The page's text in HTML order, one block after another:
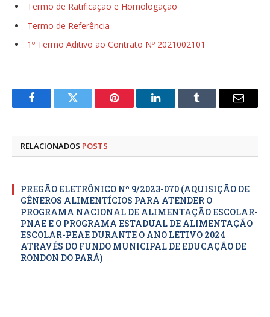
Termo de Ratificação e Homologação
Termo de Referência
1º Termo Aditivo ao Contrato Nº 2021002101
FacebookTwitter Pinterest LinkedInTumblr
E-
RELACIONADOS POSTS
PREGÃO ELETRÔNICO Nº 9/2023-070 (AQUISIÇÃO DE
GÊNEROS ALIMENTÍCIOS PARA ATENDER O
PROGRAMA NACIONAL DE ALIMENTAÇÃO ESCOLAR-
PNAE E O PROGRAMA ESTADUAL DE ALIMENTAÇÃO
ESCOLAR-PEAE DURANTE O ANO LETIVO 2024
ATRAVÉS DO FUNDO MUNICIPAL DE EDUCAÇÃO DE
RONDON DO PARÁ)